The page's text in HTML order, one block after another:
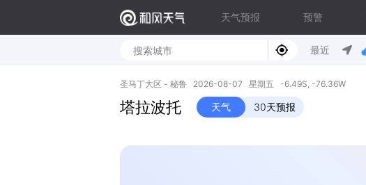
天气预报 预警
最近
圣马丁大区 - 秘鲁 2026-08-07 星期五 -6.49S, -76.36W
塔拉波托 天气 30天预报